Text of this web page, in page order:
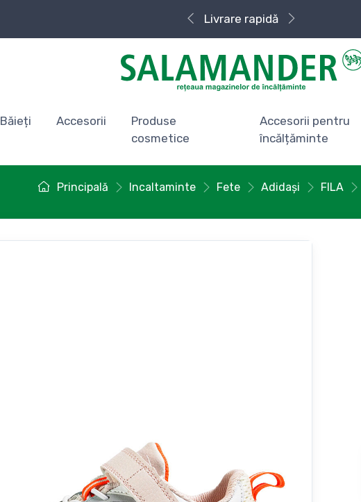
Livrare rapidă
Băieți Accesorii
Produse
cosmetice
Accesorii pentru
încălțăminte
Principală Incaltaminte Fete Adidași FILA